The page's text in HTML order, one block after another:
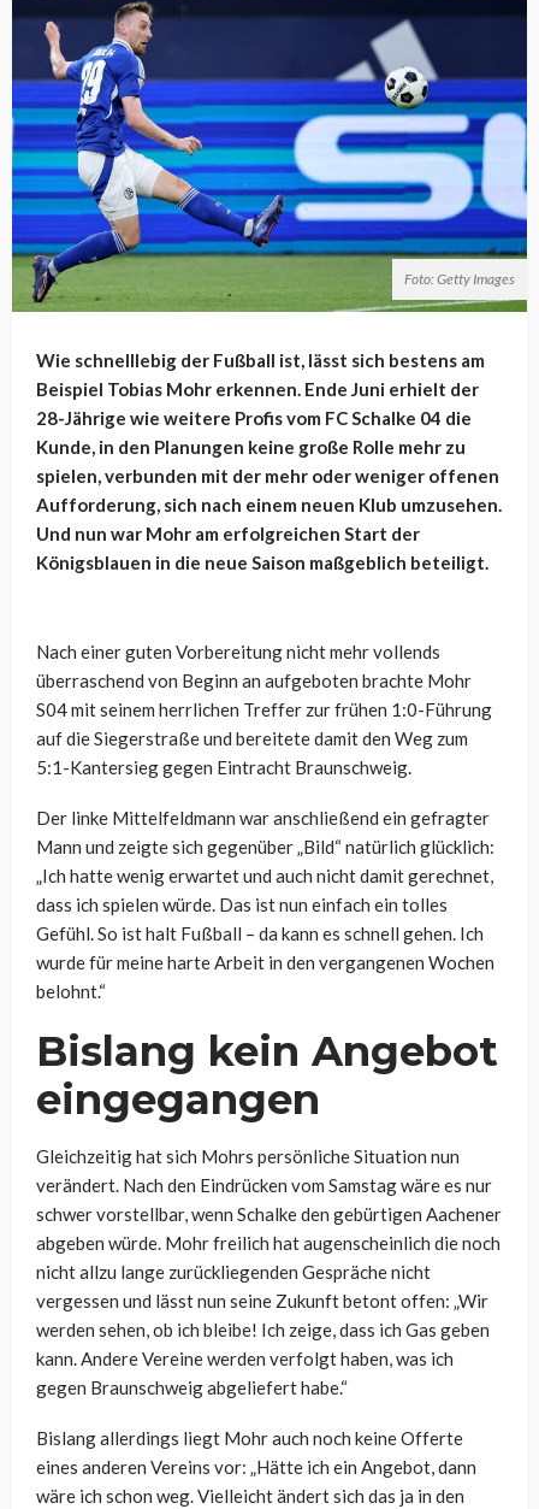
Foto: Getty Images
Wie schnelllebig der Fußball ist, lässt sich bestens am
Beispiel Tobias Mohr erkennen. Ende Juni erhielt der
28-Jährige wie weitere Profis vom FC Schalke 04 die
Kunde, in den Planungen keine große Rolle mehr zu
spielen, verbunden mit der mehr oder weniger offenen
Aufforderung, sich nach einem neuen Klub umzusehen.
Und nun war Mohr am erfolgreichen Start der
Königsblauen in die neue Saison maßgeblich beteiligt.
Nach einer guten Vorbereitung nicht mehr vollends
überraschend von Beginn an aufgeboten brachte Mohr
S04 mit seinem herrlichen Treffer zur frühen 1:0-Führung
auf die Siegerstraße und bereitete damit den Weg zum
5:1-Kantersieg gegen Eintracht Braunschweig.
Der linke Mittelfeldmann war anschließend ein gefragter
Mann und zeigte sich gegenüber „Bild“ natürlich glücklich:
„Ich hatte wenig erwartet und auch nicht damit gerechnet,
dass ich spielen würde. Das ist nun einfach ein tolles
Gefühl. So ist halt Fußball – da kann es schnell gehen. Ich
wurde für meine harte Arbeit in den vergangenen Wochen
belohnt.“
Bislang kein Angebot
eingegangen
Gleichzeitig hat sich Mohrs persönliche Situation nun
verändert. Nach den Eindrücken vom Samstag wäre es nur
schwer vorstellbar, wenn Schalke den gebürtigen Aachener
abgeben würde. Mohr freilich hat augenscheinlich die noch
nicht allzu lange zurückliegenden Gespräche nicht
vergessen und lässt nun seine Zukunft betont offen: „Wir
werden sehen, ob ich bleibe! Ich zeige, dass ich Gas geben
kann. Andere Vereine werden verfolgt haben, was ich
gegen Braunschweig abgeliefert habe.“
Bislang allerdings liegt Mohr auch noch keine Offerte
eines anderen Vereins vor: „Hätte ich ein Angebot, dann
wäre ich schon weg. Vielleicht ändert sich das ja in den